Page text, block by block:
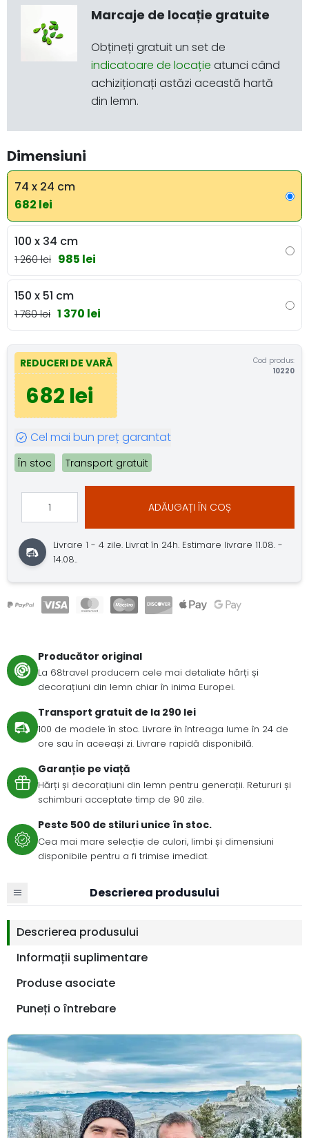
Marcaje de locație gratuite
Obțineți gratuit un set de
indicatoare de locație atunci când
achiziționați astăzi această hartă
din lemn.
Dimensiuni
74 x 24 cm
682 lei
100 x 34 cm
1 260 lei 985 lei
150 x 51 cm
1 760 lei 1 370 lei
REDUCERI DE VARĂ
682 lei
Cod produs:
10220
Cel mai bun preț garantat
În stoc Transport gratuit
ADĂUGAȚI ÎN COȘ
Livrare 1 - 4 zile. Livrat în 24h. Estimare livrare 11.08. -
14.08..
Producător original
La 68travel producem cele mai detaliate hărți și
decorațiuni din lemn chiar în inima Europei.
Transport gratuit de la 290 lei
100 de modele în stoc. Livrare în întreaga lume în 24 de
ore sau în aceeași zi. Livrare rapidă disponibilă.
Garanție pe viață
Hărți și decorațiuni din lemn pentru generații. Retururi și
schimburi acceptate timp de 90 zile.
Peste 500 de stiluri unice în stoc.
Cea mai mare selecție de culori, limbi și dimensiuni
disponibile pentru a fi trimise imediat.
Descrierea produsului
Descrierea produsului
Informații suplimentare
Produse asociate
Puneți o întrebare